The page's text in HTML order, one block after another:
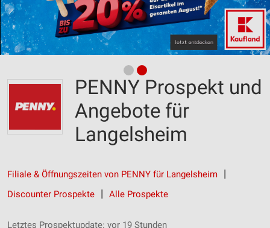
PENNY Prospekt und
Angebote für
Langelsheim
Filiale & Öffnungszeiten von PENNY für Langelsheim
Discounter Prospekte
Alle Prospekte
Letztes Prospektupdate: vor 19 Stunden